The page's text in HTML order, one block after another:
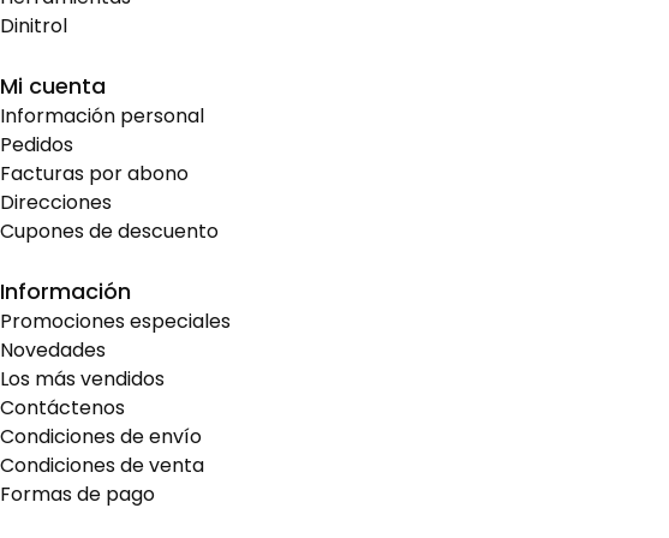
Dinitrol
Mi cuenta
Información personal
Pedidos
Facturas por abono
Direcciones
Cupones de descuento
Información
Promociones especiales
Novedades
Los más vendidos
Contáctenos
Condiciones de envío
Condiciones de venta
Formas de pago